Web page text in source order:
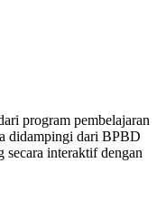
program pembelajaran
didampingi dari BPBD
secara interaktif dengan